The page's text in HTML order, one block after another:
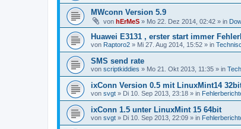
MWconn Version 5.9
von hErMeS » Mo 22. Dez 2014, 02:42 » in
Huawei E3131 , erster start immer
von Raptoro2 » Mi 27. Aug 2014, 15:52 » in
SMS send rate
von scriptkiddies » Mo 21. Okt 2013, 11:35 » in
ixConn Version 0.5 mit LinuxMint14
von svgt » Di 10. Sep 2013, 23:18 » in
ixConn 1.5 unter LinuxMint 15 64bit
von svgt » Di 10. Sep 2013, 22:09 » in